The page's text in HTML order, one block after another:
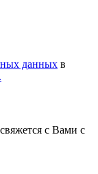
данных в
с Вами с